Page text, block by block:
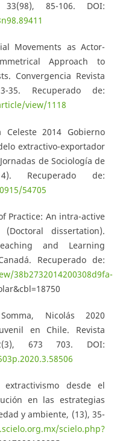
33(98), 85-106. DOI:
Movements as Actor-
Approach to
Convergencia Revista
35. Recuperado de:
view/1118
2014 Gobierno
extractivo-exportador
de Sociología de
Recuperado de:
54705
Practice: An intra-active
dissertation).
and Learning
Recuperado de:
38b2732014200308d9fa-
Nicolás 2020
en Chile. Revista
673 703. DOI:
desde el
en las estrategias
y ambiente, (13), 35-
scielo.php?